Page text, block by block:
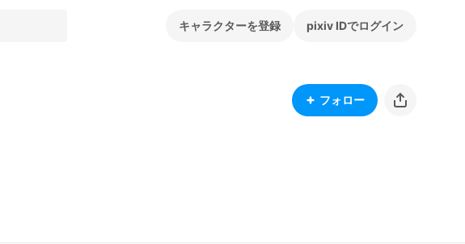
キャラクターを登録 pixiv IDでログイン
フォロー